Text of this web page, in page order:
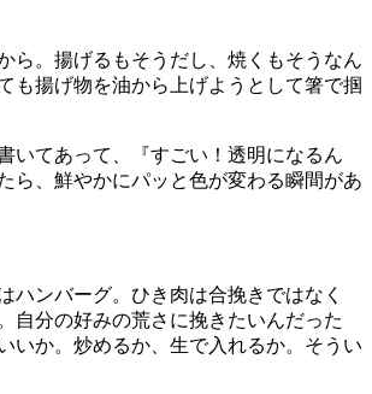
ら。揚げるもそうだし、焼くもそうなん
も揚げ物を油から上げようとして箸で掴
いてあって、『すごい！透明になるん
ら、鮮やかにパッと色が変わる瞬間があ
ハンバーグ。ひき肉は合挽きではなく
自分の好みの荒さに挽きたいんだった
いか。炒めるか、生で入れるか。そうい